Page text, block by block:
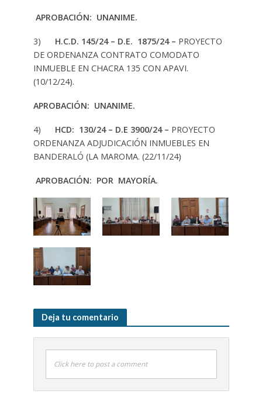
APROBACIÓN: UNANIME.
3) H.C.D. 145/24 – D.E. 1875/24 – PROYECTO
DE ORDENANZA CONTRATO COMODATO
INMUEBLE EN CHACRA 135 CON APAVI.
(10/12/24).
APROBACIÓN: UNANIME.
4) HCD: 130/24 – D.E 3900/24 – PROYECTO
ORDENANZA ADJUDICACIÓN INMUEBLES EN
BANDERALÓ (LA MAROMA. (22/11/24)
APROBACIÓN: POR MAYORÍA.
Deja tu comentario
Click here to post a comment